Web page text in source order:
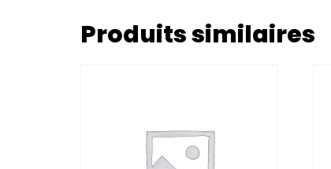
Produits similaires